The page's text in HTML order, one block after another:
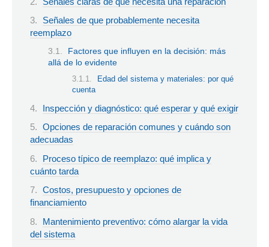
Señales de que probablemente necesita
reemplazo
Factores que influyen en la decisión: más
allá de lo evidente
Edad del sistema y materiales: por qué
cuenta
Inspección y diagnóstico: qué esperar y qué exigir
Opciones de reparación comunes y cuándo son
adecuadas
Proceso típico de reemplazo: qué implica y
cuánto tarda
Costos, presupuesto y opciones de
financiamiento
Mantenimiento preventivo: cómo alargar la vida
del sistema